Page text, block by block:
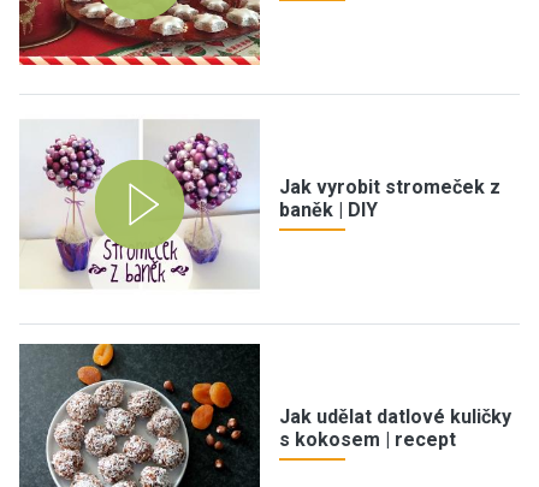
Jak vyrobit stromeček z
baněk | DIY
Jak udělat datlové kuličky
s kokosem | recept